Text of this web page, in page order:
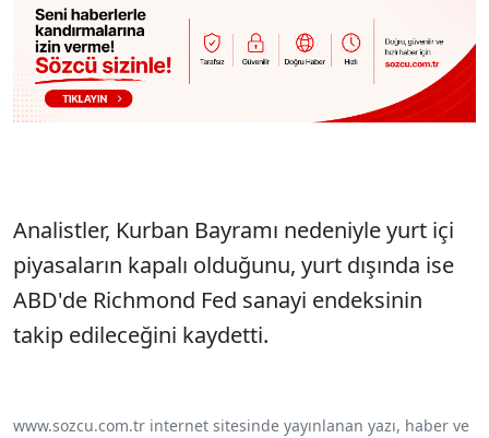
Analistler, Kurban Bayramı nedeniyle yurt içi
piyasaların kapalı olduğunu, yurt dışında ise
ABD'de Richmond Fed sanayi endeksinin
takip edileceğini kaydetti.
www.sozcu.com.tr internet sitesinde yayınlanan yazı, haber ve